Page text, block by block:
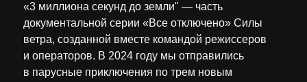
«3 миллиона секунд до земли" — часть
документальной серии «Все отключено» Силы
ветра, созданной вместе командой режиссеров
и операторов. В 2024 году мы отправились
в парусные приключения по трем новым